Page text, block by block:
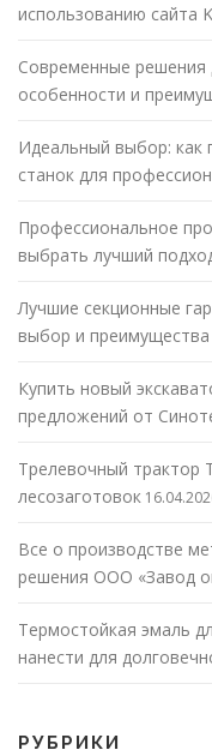
использованию сайта
Современные
особенности и
Идеальный выбор: как
станок для
Профессиональное
выбрать лучший
Лучшие секционные
выбор и преимущества
Купить новый
предложений от
Трелевочный трактор
лесозаготовок
Все о производстве
решения ООО «Завод
Термостойкая эмаль
нанести для
РУБРИКИ